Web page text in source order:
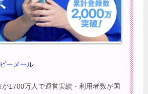
ーメール
が1700万人で運営実績・利用者数が国